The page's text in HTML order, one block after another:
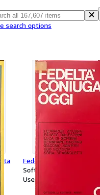
search options
Fedeltà coniugale oggi.
Softcover
Used